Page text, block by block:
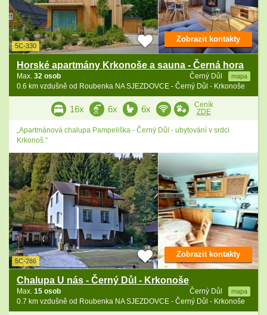
5C-330
Horské apartmány Krkonoše a sauna - Černá hora
Černý Důl mapa
Max. 32 osob
0.6 km vzdušně od Roubenka NA SJEZDOVCE - Černý Důl - Krkonoše
Zobrazit kontakty
16x 6x 6x
Ceník
ZDE
„Apartmánová chalupa Pampeliška - Černý Důl - ubytování v srdci
Krkonoš.“
5C-286
Chalupa U nás - Černý Důl - Krkonoše
Černý Důl mapa
Max. 15 osob
0.7 km vzdušně od Roubenka NA SJEZDOVCE - Černý Důl - Krkonoše
Zobrazit kontakty